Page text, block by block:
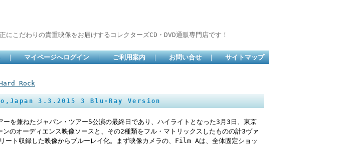
こだわりの貴重映像をお届けするコレクターズCD・DVD通販専門店です！
｜ マイページへログイン ｜ ご利用案内 ｜ お問い合せ ｜ サイトマップ
Rock
3.3.2015 3 Blu-Ray Version
を兼ねたジャパン・ツアー5公演の最終日であり、ハイライトとなった3月3日、東京
ンのオーディエンス映像ソースと、その2種類をフル・マトリックスしたものの計3ヴァ
ート収録した映像からブルーレイ化。まず映像カメラの、Film Aは、全体固定ショッ